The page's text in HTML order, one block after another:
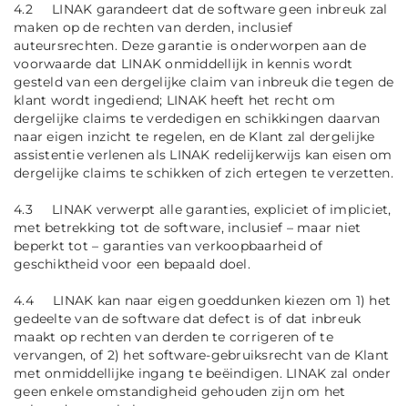
4.2 LINAK garandeert dat de software geen inbreuk zal
maken op de rechten van derden, inclusief
auteursrechten. Deze garantie is onderworpen aan de
voorwaarde dat LINAK onmiddellijk in kennis wordt
gesteld van een dergelijke claim van inbreuk die tegen de
klant wordt ingediend; LINAK heeft het recht om
dergelijke claims te verdedigen en schikkingen daarvan
naar eigen inzicht te regelen, en de Klant zal dergelijke
assistentie verlenen als LINAK redelijkerwijs kan eisen om
dergelijke claims te schikken of zich ertegen te verzetten.
4.3 LINAK verwerpt alle garanties, expliciet of impliciet,
met betrekking tot de software, inclusief – maar niet
beperkt tot – garanties van verkoopbaarheid of
geschiktheid voor een bepaald doel.
4.4 LINAK kan naar eigen goeddunken kiezen om 1) het
gedeelte van de software dat defect is of dat inbreuk
maakt op rechten van derden te corrigeren of te
vervangen, of 2) het software-gebruiksrecht van de Klant
met onmiddellijke ingang te beëindigen. LINAK zal onder
geen enkele omstandigheid gehouden zijn om het